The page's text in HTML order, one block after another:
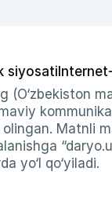
siyosati
(O‘zbekiston
Matnli
yo‘l qo‘yiladi.